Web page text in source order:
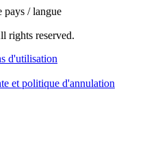
pays / langue
rights reserved.
d'utilisation
et politique d'annulation